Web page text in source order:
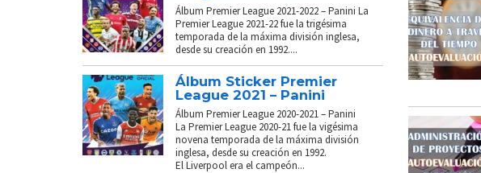
Álbum Premier League 2021-2022 – Panini La
Premier League 2021-22 fue la trigésima
temporada de la máxima división inglesa,
desde su creación en 1992....
Álbum Sticker Premier
League 2021 – Panini
Álbum Premier League 2020-2021 – Panini
La Premier League 2020-21 fue la vigésima
novena temporada de la máxima división
inglesa, desde su creación en 1992.
El Liverpool era el campeón...